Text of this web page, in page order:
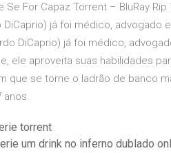
Se For Capaz Torrent – BluRay
DiCaprio) já foi médico, advogado
DiCaprio) já foi médico,
ele aproveita suas habilidades
que se torne o ladrão de banco
anos.
torrent
um drink no inferno dublado